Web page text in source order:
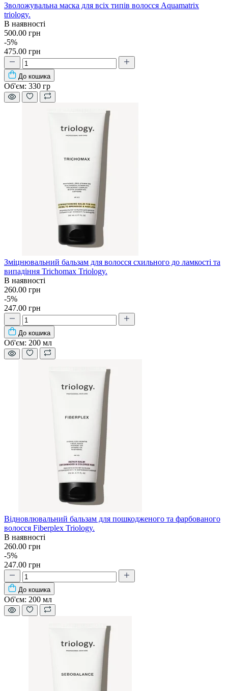
Зволожувальна маска для всіх типів волосся Aquamatrix
triology.
В наявності
500.00 грн
-5%
475.00 грн
До кошика
Об'єм: 330 гр
Зміцнювальний бальзам для волосся схильного до ламкості та
випадіння Trichomax Triology.
В наявності
260.00 грн
-5%
247.00 грн
До кошика
Об'єм: 200 мл
Відновлювальний бальзам для пошкодженого та фарбованого
волосся Fiberplex Triology.
В наявності
260.00 грн
-5%
247.00 грн
До кошика
Об'єм: 200 мл